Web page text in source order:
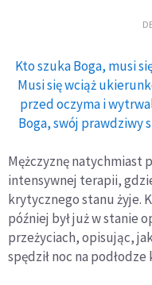
Kto szuka Boga, musi
Musi się wciąż
przed oczyma i
Boga, swój prawdziwy
Mężczyznę natychmiast
intensywnej terapii,
krytycznego stanu żyje.
później był już w stanie
przeżyciach, opisując,
spędził noc na podłodze